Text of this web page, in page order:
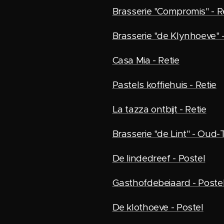
Brasserie "Compromis" -
Brasserie "de Klynhoeve"
Casa Mia - Retie
Pastels koffiehuis - Retie
La tazza ontbijt - Retie
Brasserie "de Lint" -
De lindedreef - Postel
Gasthofdebeiaard -
De klothoeve - Postel